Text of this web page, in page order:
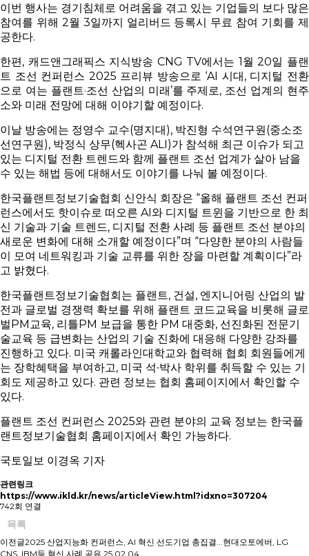
이번 행사는 경기침체로 어려움을 겪고 있는 기업들의 보다 많은
참여를 위해 2월 3일까지 얼리버드 등록시 무료 참여 기회를 제
공한다.
한편, 캐드앤그래픽스 지식방송 CNG TV에서는 1월 20일 플랜
트 조선 컨퍼런스 2025 프리뷰 방송으로 ‘AI 시대, 디지털 전환
으로 여는 플랜트·조선 산업의 미래’를 주제로, 조선 업계의 현주
소와 미래 전망에 대해 이야기할 예정이다.
이날 방송에는 정영수 교수(명지대), 박진형 수석연구원(중소조
선연구원), 박정식 상무(헥사곤 ALI)가 참석해 최근 이슈가 되고
있는 디지털 전환 트렌드와 함께 플랜트 조선 업계가 살아 남을
수 있는 해법 등에 대해서도 이야기를 나눠 볼 예정이다.
한국플랜트정보기술협회 신안식 회장은 “올해 플랜트 조선 컨퍼
런스에서도 핫이슈로 떠오른 AI와 디지털 트윈을 기반으로 한 최
신 기술과 기술 트렌드, 디지털 전환 사례 등 플랜트 조선 분야의
새로운 변화에 대해 소개할 예정이다”며 “다양한 분야의 사람들
이 모여 네트워킹과 기술 교류를 위한 장을 마련할 계획이다”라
고 밝혔다.
한국플랜트정보기술협회는 플랜트, 건설, 엔지니어링 산업의 발
전과 글로벌 경쟁력 확보를 위해 플랜트 코드교육을 비롯해 글로
벌PM교육, 리틀PM 보급을 통한 PM 대중화, 선진화된 전문기
술교육 등 급변화는 산업의 기술 진화에 대응해 다양한 강좌를
진행하고 있다. 미국 캐롤라인대학교와 협력해 협회 회원들에게
는 장학혜택을 부여하고, 미국 석∙박사 학위를 취득할 수 있는 기
회도 제공하고 있다. 관련 정보는 협회 홈페이지에서 확인할 수
있다.
플랜트 조선 컨퍼런스 2025와 관련 분야의 교육 정보는 한국플
랜트정보기술협회 홈페이지에서 확인 가능하다.
국토일보 이경옥 기자
관련링크
https://www.ikld.kr/news/articleView.html?idxno=307204
742회 연결
목록
이전글2025 산업지능화 컨퍼런스, AI 혁신 선도기업 총집결...현대오토에버, LG
CNS, IBM등 혁신 사례 공유 25.02.04